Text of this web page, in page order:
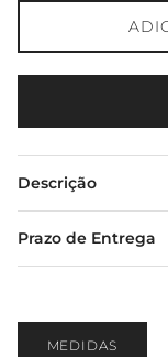
Descrição
Prazo de Entrega
MEDIDAS